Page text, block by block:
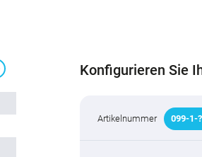
Konfigurieren Sie
Artikelnummer 099-1-